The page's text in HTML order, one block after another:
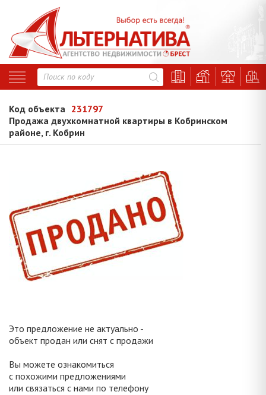
Код объекта 231797
Продажа двухкомнатной квартиры в Кобринском
районе, г. Кобрин
Это предложение не актуально -
объект продан или снят с продажи
Вы можете ознакомиться
с похожими предложениями
или связаться с нами по телефону